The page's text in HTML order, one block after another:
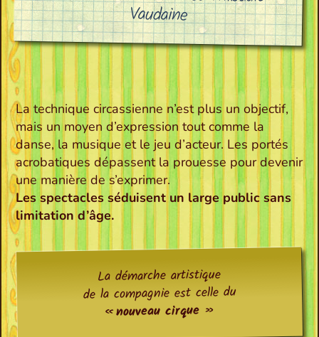
Vaudaine
La technique circassienne n’est plus un objectif,
mais un moyen d’expression tout comme la
danse, la musique et le jeu d’acteur. Les portés
acrobatiques dépassent la prouesse pour devenir
une manière de s’exprimer.
Les spectacles séduisent un large public sans
limitation d’âge.
La démarche artistique
de la compagnie est celle du
« nouveau cirque »